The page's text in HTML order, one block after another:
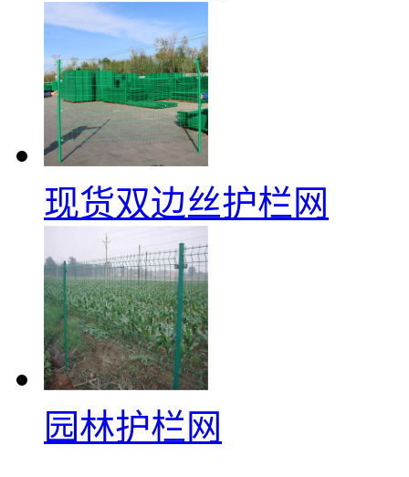
现货双边丝护栏网
园林护栏网